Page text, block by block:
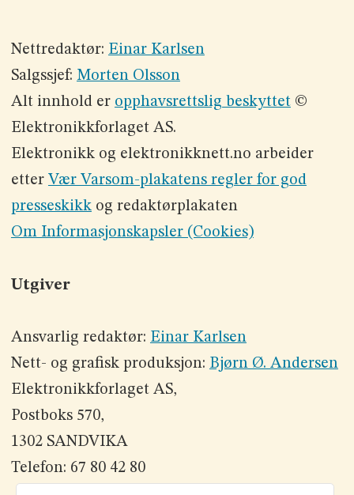
Nettredaktør: Einar Karlsen
Salgssjef: Morten Olsson
Alt innhold er opphavsrettslig beskyttet©
Elektronikkforlaget AS.
Elektronikk og elektronikknett.no arbeider
etter Vær Varsom-plakatens regler for god
presseskikkog redaktørplakaten
Om Informasjonskapsler (Cookies)
Utgiver
Ansvarlig redaktør: Einar Karlsen
Nett- og grafisk produksjon: Bjørn Ø. Andersen
Elektronikkforlaget AS,
Postboks 570,
1302 SANDVIKA
Telefon: 67 80 42 80